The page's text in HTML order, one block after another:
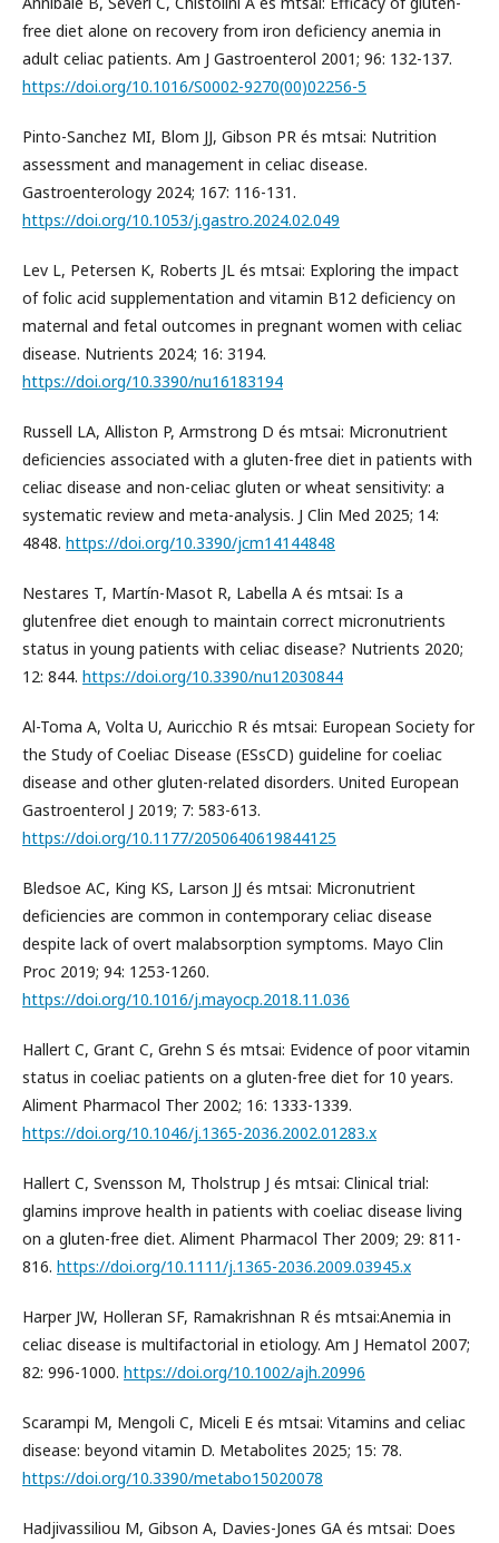
free diet alone on recovery from iron deficiency anemia in
adult celiac patients. Am J Gastroenterol 2001; 96: 132-137.
https://doi.org/10.1016/S0002-9270(00)02256-5
Pinto-Sanchez MI, Blom JJ, Gibson PR és mtsai: Nutrition
assessment and management in celiac disease.
Gastroenterology 2024; 167: 116-131.
https://doi.org/10.1053/j.gastro.2024.02.049
Lev L, Petersen K, Roberts JL és mtsai: Exploring the impact
of folic acid supplementation and vitamin B12 deficiency on
maternal and fetal outcomes in pregnant women with celiac
disease. Nutrients 2024; 16: 3194.
https://doi.org/10.3390/nu16183194
Russell LA, Alliston P, Armstrong D és mtsai: Micronutrient
deficiencies associated with a gluten-free diet in patients with
celiac disease and non-celiac gluten or wheat sensitivity: a
systematic review and meta-analysis. J Clin Med 2025; 14:
4848. https://doi.org/10.3390/jcm14144848
Nestares T, Martín-Masot R, Labella A és mtsai: Is a
glutenfree diet enough to maintain correct micronutrients
status in young patients with celiac disease? Nutrients 2020;
12: 844. https://doi.org/10.3390/nu12030844
Al-Toma A, Volta U, Auricchio R és mtsai: European Society for
the Study of Coeliac Disease (ESsCD) guideline for coeliac
disease and other gluten-related disorders. United European
Gastroenterol J 2019; 7: 583-613.
https://doi.org/10.1177/2050640619844125
Bledsoe AC, King KS, Larson JJ és mtsai: Micronutrient
deficiencies are common in contemporary celiac disease
despite lack of overt malabsorption symptoms. Mayo Clin
Proc 2019; 94: 1253-1260.
https://doi.org/10.1016/j.mayocp.2018.11.036
Hallert C, Grant C, Grehn S és mtsai: Evidence of poor vitamin
status in coeliac patients on a gluten-free diet for 10 years.
Aliment Pharmacol Ther 2002; 16: 1333-1339.
https://doi.org/10.1046/j.1365-2036.2002.01283.x
Hallert C, Svensson M, Tholstrup J és mtsai: Clinical trial:
glamins improve health in patients with coeliac disease living
on a gluten-free diet. Aliment Pharmacol Ther 2009; 29: 811-
816. https://doi.org/10.1111/j.1365-2036.2009.03945.x
Harper JW, Holleran SF, Ramakrishnan R és mtsai:Anemia in
celiac disease is multifactorial in etiology. Am J Hematol 2007;
82: 996-1000. https://doi.org/10.1002/ajh.20996
Scarampi M, Mengoli C, Miceli E és mtsai: Vitamins and celiac
disease: beyond vitamin D. Metabolites 2025; 15: 78.
https://doi.org/10.3390/metabo15020078
Hadjivassiliou M, Gibson A, Davies-Jones GA és mtsai: Does